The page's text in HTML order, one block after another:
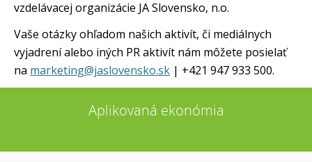
vzdelávacej organizácie JA Slovensko, n.o.
Vaše otázky ohľadom našich aktivít, či mediálnych
vyjadrení alebo iných PR aktivít nám môžete posielať
na marketing@jaslovensko.sk | +421 947 933 500.
Aplikovaná ekonómia